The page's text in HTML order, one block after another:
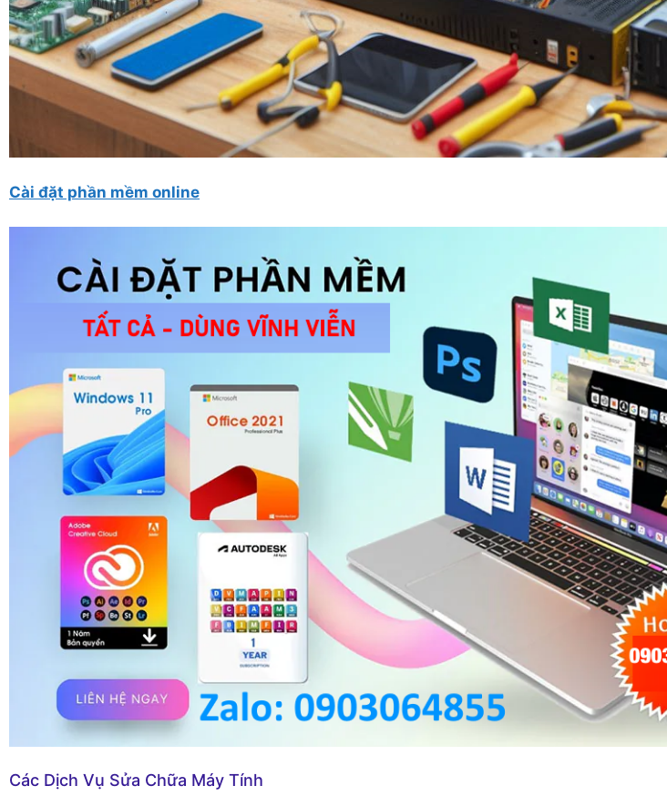
Cài đặt phần mềm online
Các Dịch Vụ Sửa Chữa Máy Tính